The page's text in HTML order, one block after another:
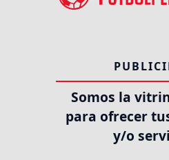
Somos la
para ofrecer
y/o